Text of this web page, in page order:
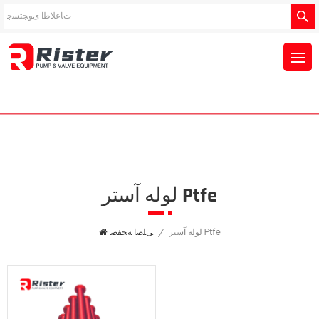
لوله آستر Ptfe
ﯽﻠﺻﺍ ﻪﺤﻔﺻ / لوله آستر Ptfe